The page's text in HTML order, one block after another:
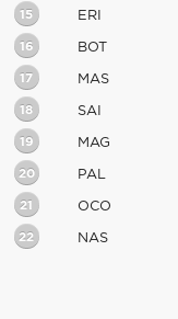
15 ERI
16 BOT
17 MAS
18 SAI
19 MAG
20 PAL
21 OCO
22 NAS